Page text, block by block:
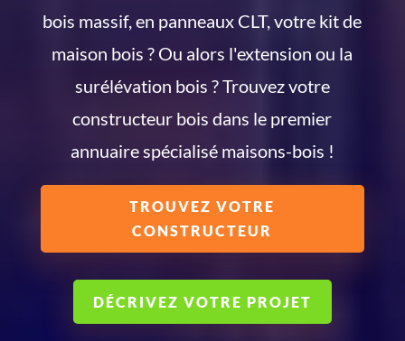
bois massif, en panneaux CLT, votre kit de
maison bois ? Ou alors l'extension ou la
surélévation bois ? Trouvez votre
constructeur bois dans le premier
annuaire spécialisé maisons-bois !
TROUVEZ VOTRE
CONSTRUCTEUR
DÉCRIVEZ VOTRE PROJET